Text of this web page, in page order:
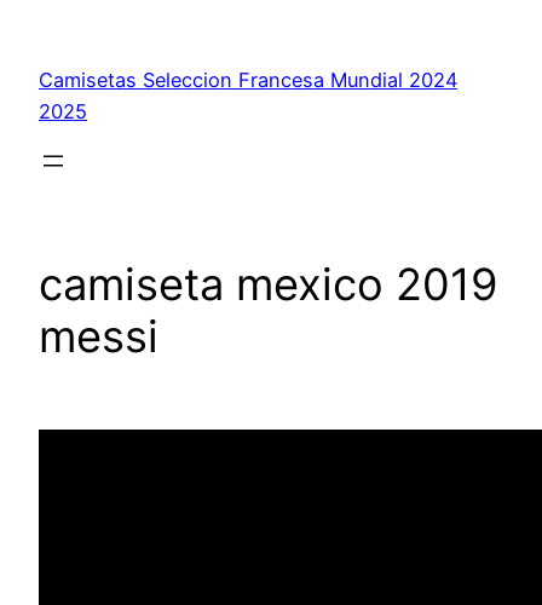
contenido
Camisetas Seleccion Francesa Mundial 2024
2025
camiseta mexico 2019
messi